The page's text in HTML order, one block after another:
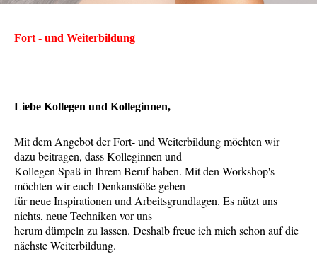
Fort - und Weiterbildung
Liebe Kollegen und Kolleginnen,
Mit dem Angebot der Fort- und Weiterbildung möchten wir
dazu beitragen, dass Kolleginnen und
Kollegen Spaß in Ihrem Beruf haben. Mit den Workshop's
möchten wir euch Denkanstöße geben
für neue Inspirationen und Arbeitsgrundlagen. Es nützt uns
nichts, neue Techniken vor uns
herum dümpeln zu lassen. Deshalb freue ich mich schon auf die
nächste Weiterbildung.